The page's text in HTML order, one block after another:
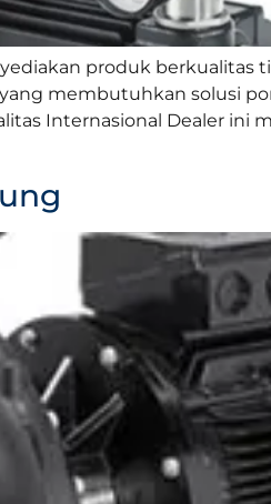
produk
membutuhkan solusi
Internasional Dealer